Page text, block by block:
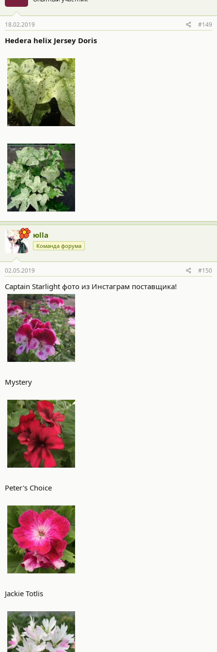
18.02.2019 #149
Hedera helix Jersey Doris
юllа
Команда форума
02.05.2019 #150
Captain Starlight фото из Инстаграм поставщика!
Mystery
Peter's Choice
Jackie Totlis